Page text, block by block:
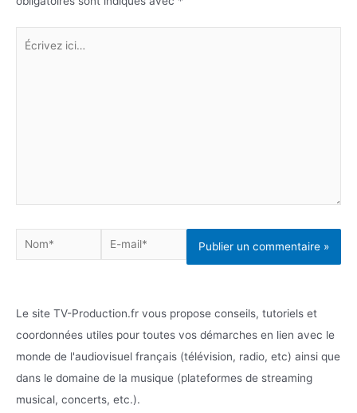
Écrivez
Nom*
E-
mail*
Le site TV-Production.fr vous propose conseils, tutoriels et
coordonnées utiles pour toutes vos démarches en lien avec le
monde de l'audiovisuel français (télévision, radio, etc) ainsi que
dans le domaine de la musique (plateformes de streaming
musical, concerts, etc.).